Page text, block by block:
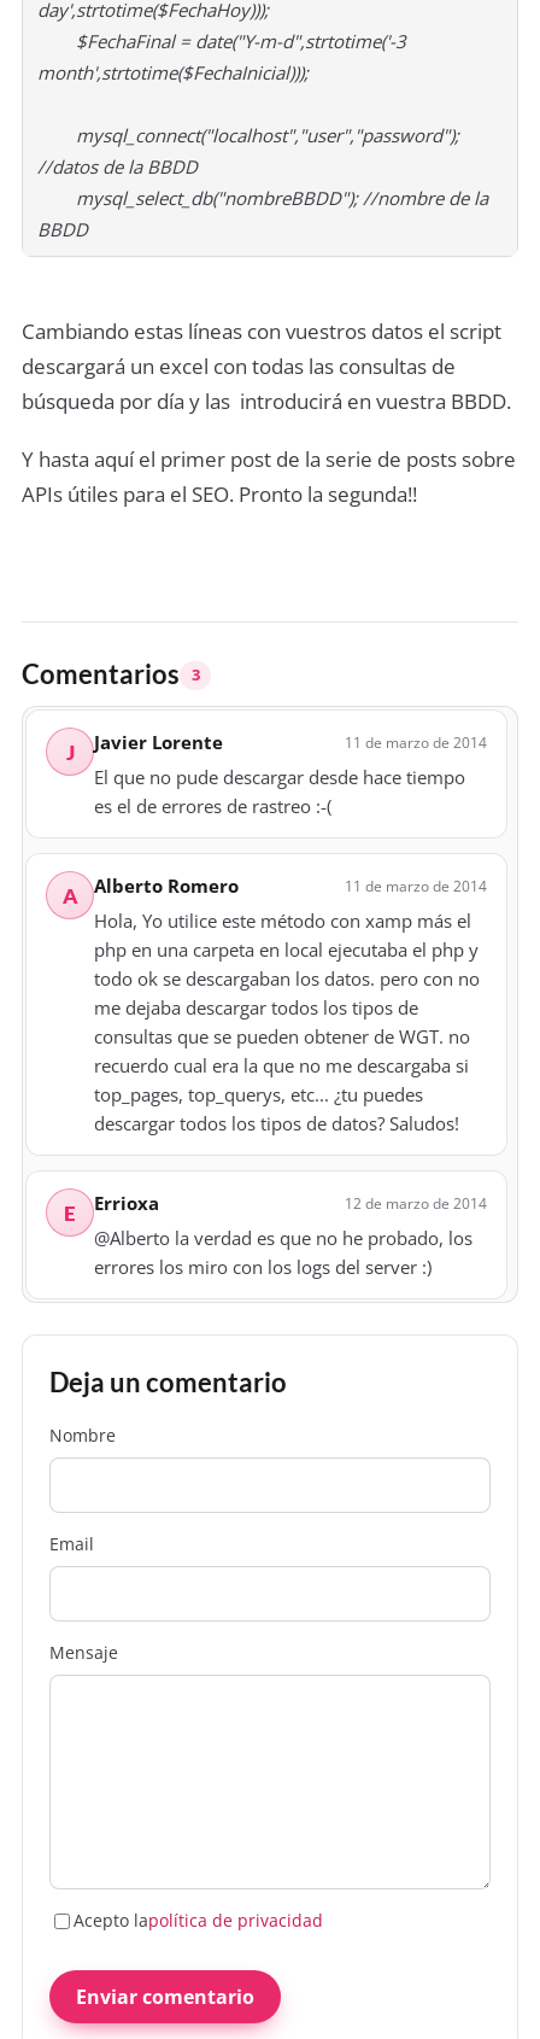
day',strtotime($FechaHoy)));
$FechaFinal = date("Y-m-d",strtotime('-3
month',strtotime($FechaInicial)));
mysql_connect("localhost","user","password");
//datos de la BBDD
mysql_select_db("nombreBBDD"); //nombre de la
BBDD
Cambiando estas líneas con vuestros datos el script
descargará un excel con todas las consultas de
búsqueda por día y las introducirá en vuestra BBDD.
Y hasta aquí el primer post de la serie de posts sobre
APIs útiles para el SEO. Pronto la segunda!!
Comentarios 3
J Javier Lorente 11 de marzo de 2014
El que no pude descargar desde hace tiempo
es el de errores de rastreo :-(
A Alberto Romero 11 de marzo de 2014
Hola, Yo utilice este método con xamp más el
php en una carpeta en local ejecutaba el php y
todo ok se descargaban los datos. pero con no
me dejaba descargar todos los tipos de
consultas que se pueden obtener de WGT. no
recuerdo cual era la que no me descargaba si
top_pages, top_querys, etc... ¿tu puedes
descargar todos los tipos de datos? Saludos!
E Errioxa 12 de marzo de 2014
@Alberto la verdad es que no he probado, los
errores los miro con los logs del server :)
Deja un comentario
Nombre
Email
Mensaje
Acepto lapolítica de privacidad
Enviar comentario